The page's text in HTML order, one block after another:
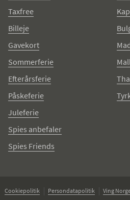
Taxfree
Billeje
Gavekort
Sommerferie
Efterårsferie
Påskeferie
Juleferie
Spies anbefaler
Spies Friends
Cookiepolitik Persondatapolitik Ving